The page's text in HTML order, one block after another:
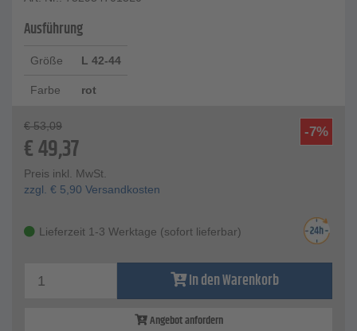
Ausführung
Größe L 42-44
Farbe rot
-7%
€ 53,09
€49,37
Preis inkl. MwSt.
zzgl. € 5,90 Versandkosten
Lieferzeit 1-3 Werktage (sofort lieferbar)
In den Warenkorb
Angebot anfordern